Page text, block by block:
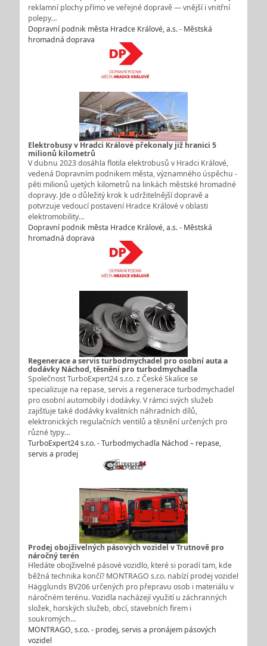
reklamní plochy přímo ve veřejné dopravě — vnější i vnitřní
polepy…
Dopravní podnik města Hradce Králové, a.s. - Městská
hromadná doprava
Elektrobusy v Hradci Králové překonaly již hranici 5
milionů kilometrů
V dubnu 2023 dosáhla flotila elektrobusů v Hradci Králové,
vedená Dopravním podnikem města, významného úspěchu -
pěti milionů ujetých kilometrů na linkách městské hromadné
dopravy. Jde o důležitý krok k udržitelnější dopravě a
potvrzuje vedoucí postavení Hradce Králové v oblasti
elektromobility…
Dopravní podnik města Hradce Králové, a.s. - Městská
hromadná doprava
Regenerace a servis turbodmychadel pro osobní auta a
dodávky Náchod, těsnění pro turbodmychadla
Společnost TurboExpert24 s.r.o. z České Skalice se
specializuje na repase, servis a regenerace turbodmychadel
pro osobní automobily i dodávky. V rámci svých služeb
zajišťuje také dodávky kvalitních náhradních dílů,
elektronických regulačních ventilů a těsnění určených pro
různé typy…
TurboExpert24 s.r.o. - Turbodmychadla Náchod – repase,
servis a prodej
Prodej obojživelných pásových vozidel v Trutnově pro
náročný terén
Hledáte obojživelné pásové vozidlo, které si poradí tam, kde
běžná technika končí? MONTRAGO s.r.o. nabízí prodej vozidel
Hägglunds BV206 určených pro přepravu osob i materiálu v
náročném terénu. Vozidla nacházejí využití u záchranných
složek, horských služeb, obcí, stavebních firem i
soukromých…
MONTRAGO, s.r.o. - prodej, servis a pronájem pásových
vozidel